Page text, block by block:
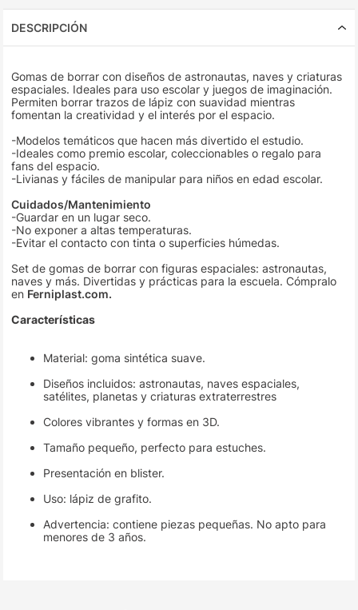
DESCRIPCIÓN
Gomas de borrar con diseños de astronautas, naves y criaturas
espaciales. Ideales para uso escolar y juegos de imaginación.
Permiten borrar trazos de lápiz con suavidad mientras
fomentan la creatividad y el interés por el espacio.
-Modelos temáticos que hacen más divertido el estudio.
-Ideales como premio escolar, coleccionables o regalo para
fans del espacio.
-Livianas y fáciles de manipular para niños en edad escolar.
Cuidados/Mantenimiento
-Guardar en un lugar seco.
-No exponer a altas temperaturas.
-Evitar el contacto con tinta o superficies húmedas.
Set de gomas de borrar con figuras espaciales: astronautas,
naves y más. Divertidas y prácticas para la escuela. Cómpralo
en Ferniplast.com.
Características
Material: goma sintética suave.
Diseños incluidos: astronautas, naves espaciales,
satélites, planetas y criaturas extraterrestres
Colores vibrantes y formas en 3D.
Tamaño pequeño, perfecto para estuches.
Presentación en blister.
Uso: lápiz de grafito.
Advertencia: contiene piezas pequeñas. No apto para
menores de 3 años.